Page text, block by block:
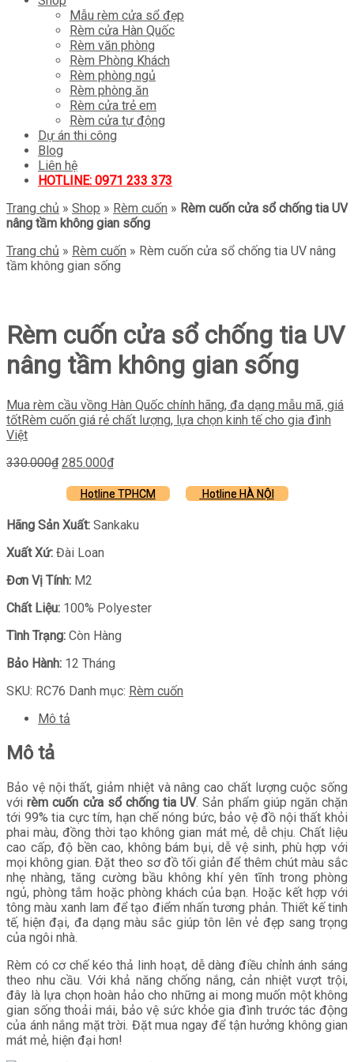
Mẫu rèm cửa sổ đẹp
Rèm cửa Hàn Quốc
Rèm văn phòng
Rèm Phòng Khách
Rèm phòng ngủ
Rèm phòng ăn
Rèm cửa trẻ em
Rèm cửa tự động
Dự án thi công
Blog
Liên hệ
HOTLINE: 0971 233 373
Trang chủ » Shop » Rèm cuốn » Rèm cuốn cửa sổ chống tia UV
nâng tầm không gian sống
Trang chủ » Rèm cuốn » Rèm cuốn cửa sổ chống tia UV nâng
tầm không gian sống
Rèm cuốn cửa sổ chống tia UV
nâng tầm không gian sống
Mua rèm cầu vồng Hàn Quốc chính hãng, đa dạng mẫu mã, giá
tốtRèm cuốn giá rẻ chất lượng, lựa chọn kinh tế cho gia đình
Việt
330.000₫ Giá
là:
285.000₫Giá
tại
285.000₫.
Hotline TPHCM Hotline HÀ NỘI
Hãng Sản Xuất: Sankaku
Xuất Xứ: Đài Loan
Đơn Vị Tính: M2
Chất Liệu: 100% Polyester
Tình Trạng: Còn Hàng
Bảo Hành: 12 Tháng
SKU: RC76 Danh mục: Rèm cuốn
Mô tả
Mô tả
Bảo vệ nội thất, giảm nhiệt và nâng cao chất lượng cuộc sống
vớirèm cuốn cửa sổ chống tia UV. Sản phẩm giúp ngăn chặn
tới 99% tia cực tím, hạn chế nóng bức, bảo vệ đồ nội thất khỏi
phai màu, đồng thời tạo không gian mát mẻ, dễ chịu. Chất liệu
cao cấp, độ bền cao, không bám bụi, dễ vệ sinh, phù hợp với
mọi không gian. Đặt theo sơ đồ tối giản để thêm chút màu sắc
nhẹ nhàng, tăng cường bầu không khí yên tĩnh trong phòng
ngủ, phòng tắm hoặc phòng khách của bạn. Hoặc kết hợp với
tông màu xanh lam để tạo điểm nhấn tương phản. Thiết kế tinh
tế, hiện đại, đa dạng màu sắc giúp tôn lên vẻ đẹp sang trọng
của ngôi nhà.
Rèm có cơ chế kéo thả linh hoạt, dễ dàng điều chỉnh ánh sáng
theo nhu cầu. Với khả năng chống nắng, cản nhiệt vượt trội,
đây là lựa chọn hoàn hảo cho những ai mong muốn một không
gian sống thoải mái, bảo vệ sức khỏe gia đình trước tác động
của ánh nắng mặt trời. Đặt mua ngay để tận hưởng không gian
mát mẻ, hiện đại hơn!